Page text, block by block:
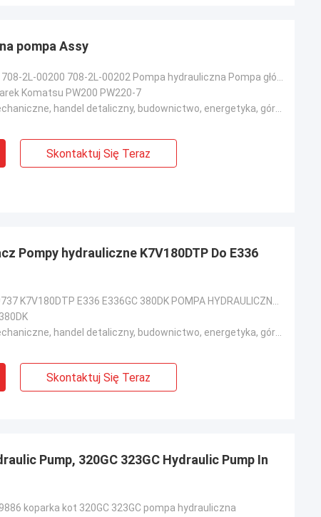
Podoba mi się ta firma. Są profesjonalni i
pompa Assy
Komatsu PW200 PW220-7
Skontaktuj Się Teraz
Pompy hydrauliczne K7V180DTP Do E336
Skontaktuj Się Teraz
Pump, 320GC 323GC Hydraulic Pump In
koparka kot 320GC 323GC pompa hydrauliczna